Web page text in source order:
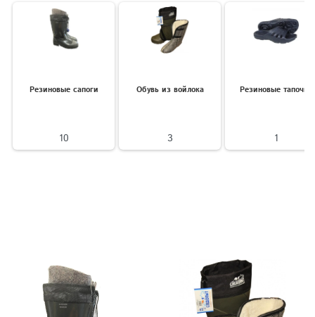
Резиновые сапоги
10
Обувь из войлока
3
Резиновые тапочки
1